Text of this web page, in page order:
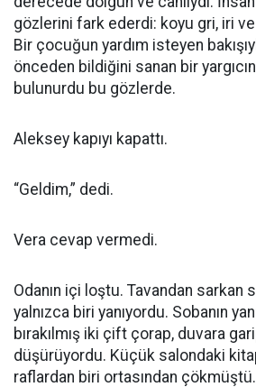
gözlerini fark ederdi: koyu gri, iri
Bir çocuğun yardım isteyen
önceden bildiğini sanan bir yargıcın
bulunurdu bu gözlerde.
Aleksey kapıyı kapattı.
“Geldim,” dedi.
Vera cevap vermedi.
Odanın içi loştu. Tavandan sarkan
yalnızca biri yanıyordu. Sobanın
bırakılmış iki çift çorap, duvara
düşürüyordu. Küçük salondaki
raflardan biri ortasından